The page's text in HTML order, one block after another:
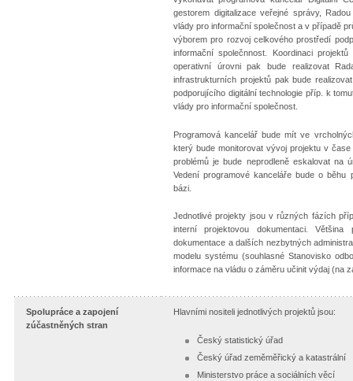
gestorem digitalizace veřejné správy,
vlády pro informační společnost a v případě
výborem pro rozvoj celkového prostředí
informační společnnost. Koordinaci
operativní úrovni pak bude realizovat
infrastrukturních projektů pak bude
podporujícího digitální technologie příp. k
vlády pro informační společnost.
Programová kancelář bude mít ve
který bude monitorovat vývoj projektu v
problémů je bude neprodleně eskalovat na
Vedení programové kanceláře bude o
bázi.
Jednotlivé projekty jsou v různých fázích
interní projektovou dokumentaci.
dokumentace a dalších nezbytných
modelu systému (souhlasné Stanovisko
informace na vládu o záměru učinit výdaj (na
Spolupráce a zapojení
zúčastněných stran
Hlavními nositeli jednotlivých projektů jsou:
Český statistický úřad
Český úřad zeměměřický a katastrální
Ministerstvo práce a sociálních věcí